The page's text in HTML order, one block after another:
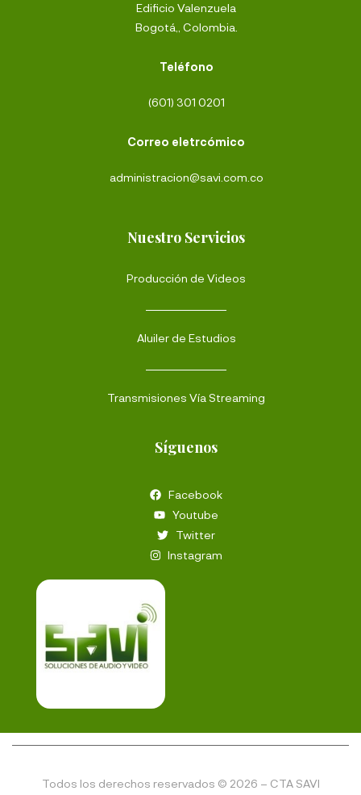
Edificio Valenzuela
Bogotá,, Colombia.
Teléfono
(601) 301 0201
Correo eletrcómico
administracion@savi.com.co
Nuestro Servicios
Producción de Videos
Aluiler de Estudios
Transmisiones Vía Streaming
Síguenos
Facebook
Youtube
Twitter
Instagram
Todos los derechos reservados © 2026 – CTA SAVI